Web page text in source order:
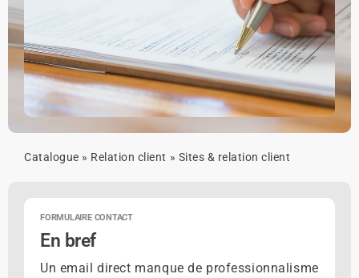
Catalogue » Relation client » Sites & relation client
FORMULAIRE CONTACT
En bref
Un email direct manque de professionnalisme